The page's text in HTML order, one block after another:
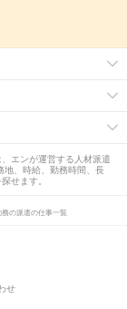
エンが運営する人材派遣
地、時給、勤務時間、長
せます。
の派遣の仕事一覧
せ